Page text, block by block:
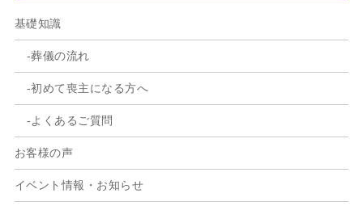
基礎知識
葬儀の流れ
初めて喪主になる方へ
よくあるご質問
お客様の声
イベント情報・お知らせ